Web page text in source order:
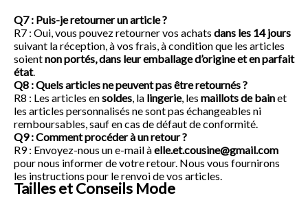
Q7 : Puis-je retourner un article ?
R7 : Oui, vous pouvez retourner vos achats dans les 14 jours
suivant la réception, à vos frais, à condition que les articles
soientnon portés, dans leur emballage d’origine et en parfait
état.
Q8 : Quels articles ne peuvent pas être retournés ?
R8 : Les articles ensoldes, la lingerie, les maillots de bainet
les articles personnalisés ne sont pas échangeables ni
remboursables, sauf en cas de défaut de conformité.
Q9 : Comment procéder à un retour ?
R9 : Envoyez-nous un e-mail àelle.et.cousine@gmail.com
pour nous informer de votre retour. Nous vous fournirons
les instructions pour le renvoi de vos articles.
Tailles et Conseils Mode